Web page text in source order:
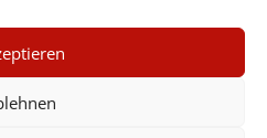
jetzt kostenlos
alle 4 Wochen
×